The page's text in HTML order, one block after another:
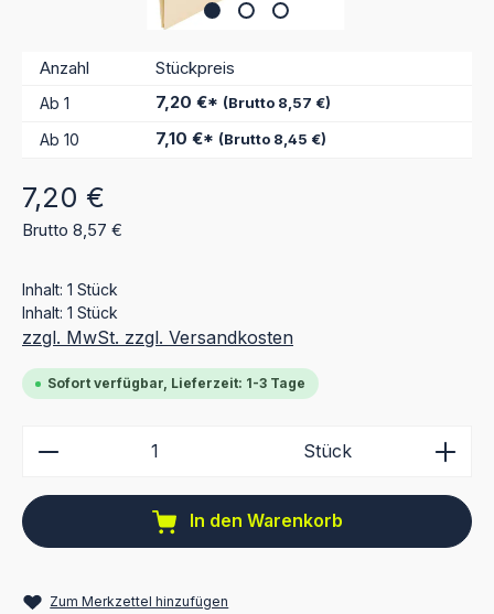
Anzahl Stückpreis
Ab 1 7,20 €* (Brutto 8,57 €)
Ab 10 7,10 €* (Brutto 8,45 €)
Regulärer Preis:
7,20 €
Brutto 8,57 €
Inhalt: 1 Stück
Inhalt: 1 Stück
zzgl. MwSt. zzgl. Versandkosten
Sofort verfügbar, Lieferzeit: 1-3 Tage
Produkt Anzahl: Gib den gewünschten Wert ein
Stück
In den Warenkorb
Zum Merkzettel hinzufügen